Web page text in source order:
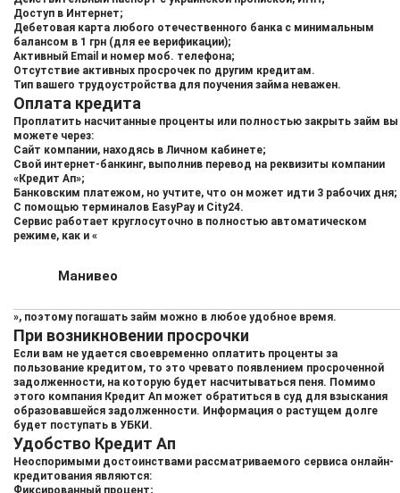
Доступ в Интернет;
Дебетовая карта любого отечественного банка с минимальным
балансом в 1 грн (для ее верификации);
Активный Email и номер моб. телефона;
Отсутствие активных просрочек по другим кредитам.
Тип вашего трудоустройства для поучения займа неважен.
Оплата кредита
Проплатить насчитанные проценты или полностью закрыть займ вы
можете через:
Сайт компании, находясь в Личном кабинете;
Свой интернет-банкинг, выполнив перевод на реквизиты компании
«Кредит Ап»;
Банковским платежом, но учтите, что он может идти 3 рабочих дня;
С помощью терминалов EasyPay и City24.
Сервис работает круглосуточно в полностью автоматическом
режиме, как и «
Манивео
», поэтому погашать займ можно в любое удобное время.
При возникновении просрочки
Если вам не удается своевременно оплатить проценты за
пользование кредитом, то это чревато появлением просроченной
задолженности, на которую будет насчитываться пеня. Помимо
этого компания Кредит Ап может обратиться в суд для взыскания
образовавшейся задолженности. Информация о растущем долге
будет поступать в УБКИ.
Удобство Кредит Ап
Неоспоримыми достоинствами рассматриваемого сервиса онлайн-
кредитования являются:
Фиксированный процент;